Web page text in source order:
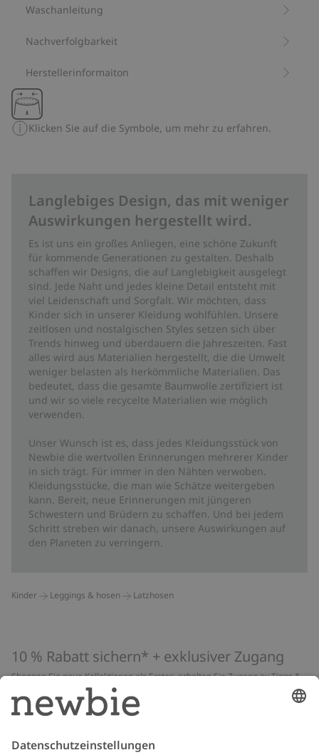
Artikelnummer:489286
Waschanleitung
Nachverfolgbarkeit
Herstellerinformaiton
Klicken Sie auf die Symbole, um mehr zu erfahren.
Langlebiges Design, das mit weniger
Auswirkungen hergestellt wird.
Es ist uns ein großes Anliegen, eine schöne Zukunft
für kommende Generationen zu gestalten. Deshalb
schaffen wir Designs, die auf Langlebigkeit ausgelegt
sind. Jede Naht und jedes kleine Detail entsteht mit
viel Leidenschaft und Sorgfalt. Wir möchten, dass
Kinder sich in unserer Kleidung wohlfühlen. Unsere
zeitlosen und nostalgischen Styles setzen sich über
Trends hinweg und überdauern die Jahreszeiten. Fast
alles wird aus Materialien hergestellt, die die Umwelt
weniger belasten als herkömmliche Materialien. Das
bedeutet, dass die gesamte Baumwolle zertifiziert ist
und wir so viele recycelte Materialien wie möglich
verwenden.
Unser Wunsch ist es, dass jedes Kleidungsstück von
Newbie die wertvollen Erinnerungen mehrerer Kinder
in sich trägt. Für immer in den Nähten verwoben.
Kleidungsstücke, die man wie Schätze weitergeben
kann. Bereit, neue Erinnerungen mit jüngeren
Schwestern und Brüdern zu schaffen. Und bei jedem
Schritt streben wir danach, unsere Auswirkungen auf
den Planeten zu verringern.
Kinder Leggings & hosen Latzhosen
10 % Rabatt sichern* + exklusiver Zugang
Shoppen Sie neue Kollektionen als Erstes, erhalten Sie Zugang zu Tipps &
Guides und profitieren Sie von exklusiven Angeboten
*Gilt nur für deine erste Bestellung und ist nicht mit anderen Rabatten
oder Angeboten kombinierbar. Gilt nicht für limitierte Artikel. Lies unsere